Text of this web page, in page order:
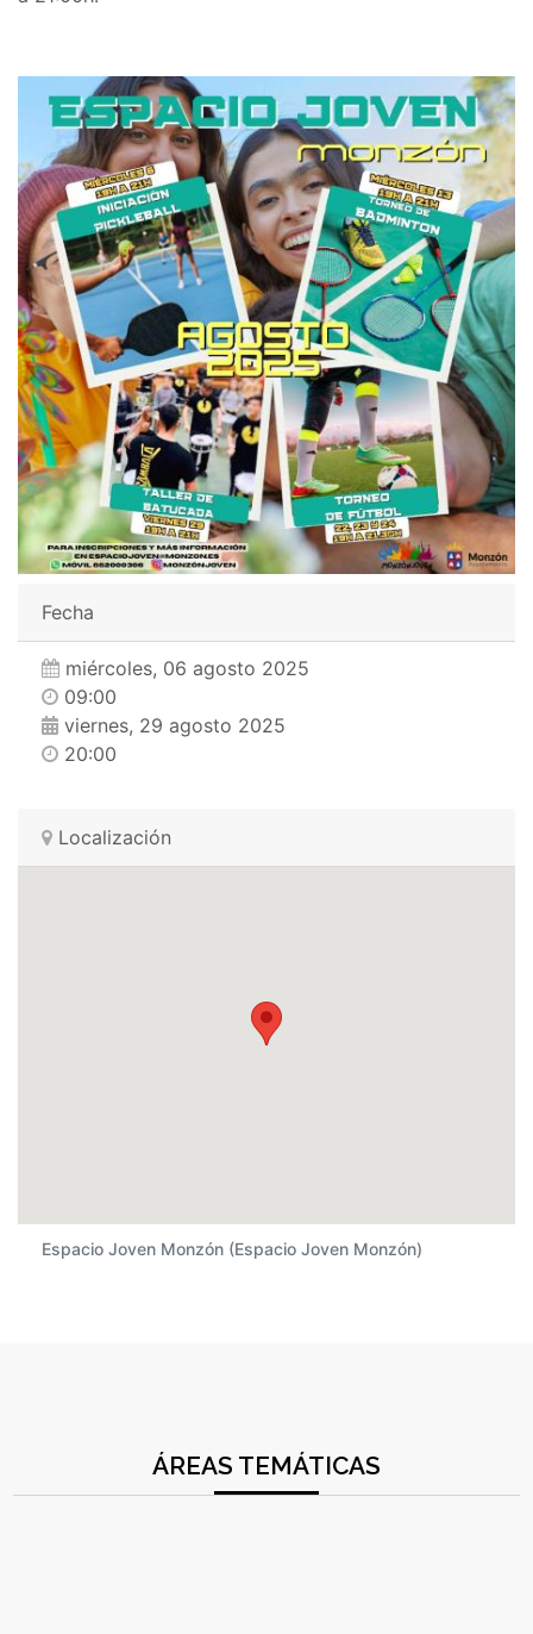
Fecha
miércoles, 06 agosto 2025
09:00
viernes, 29 agosto 2025
20:00
Localización
Espacio Joven Monzón (Espacio Joven Monzón)
ÁREAS TEMÁTICAS